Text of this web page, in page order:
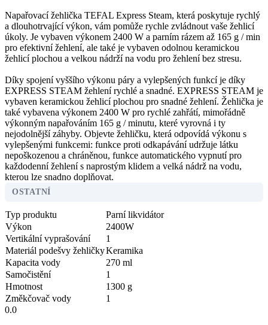
Napařovací žehlička TEFAL Express Steam, která poskytuje rychlý
a dlouhotrvající výkon, vám pomůže rychle zvládnout vaše žehlicí
úkoly. Je vybaven výkonem 2400 W a parním rázem až 165 g / min
pro efektivní žehlení, ale také je vybaven odolnou keramickou
žehlicí plochou a velkou nádrží na vodu pro žehlení bez stresu.
Díky spojení vyššího výkonu páry a vylepšených funkcí je díky
EXPRESS STEAM žehlení rychlé a snadné. EXPRESS STEAM je
vybaven keramickou žehlicí plochou pro snadné žehlení. Žehlička je
také vybavena výkonem 2400 W pro rychlé zahřátí, mimořádně
výkonným napařováním 165 g / minutu, které vyrovná i ty
nejodolnější záhyby. Objevte žehličku, která odpovídá výkonu s
vylepšenými funkcemi: funkce proti odkapávání udržuje látku
nepoškozenou a chráněnou, funkce automatického vypnutí pro
každodenní žehlení s naprostým klidem a velká nádrž na vodu,
kterou lze snadno doplňovat.
OSTATNÍ
Typ produktu
Parní likvidátor
Výkon
2400W
Vertikální vyprašování
1
Materiál podešvy žehličkyKeramika
Kapacita vody
270 ml
Samočistění
1
Hmotnost
1300 g
Změkčovač vody
1
0.0